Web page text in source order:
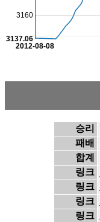
2012-08-08
3160
3137.06
승리
패배
합계
링크
링크
링크
링크